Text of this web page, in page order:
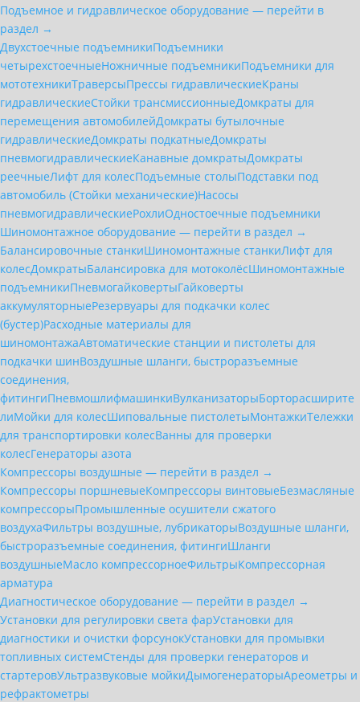
Подъемное и гидравлическое оборудование — перейти в
раздел →
Двухстоечные подъемникиПодъемники
четырехстоечныеНожничные подъемникиПодъемники для
мототехникиТраверсыПрессы гидравлическиеКраны
гидравлическиеСтойки трансмиссионныеДомкраты для
перемещения автомобилейДомкраты бутылочные
гидравлическиеДомкраты подкатныеДомкраты
пневмогидравлическиеКанавные домкратыДомкраты
реечныеЛифт для колесПодъемные столыПодставки под
автомобиль (Стойки механические)Насосы
пневмогидравлическиеРохлиОдностоечные подъемники
Шиномонтажное оборудование — перейти в раздел →
Балансировочные станкиШиномонтажные станкиЛифт для
колесДомкратыБалансировка для мотоколёсШиномонтажные
подъемникиПневмогайковертыГайковерты
аккумуляторныеРезервуары для подкачки колес
(бустер)Расходные материалы для
шиномонтажаАвтоматические станции и пистолеты для
подкачки шинВоздушные шланги, быстроразъемные
соединения,
фитингиПневмошлифмашинкиВулканизаторыБорторасширите
лиМойки для колесШиповальные пистолетыМонтажкиТележки
для транспортировки колесВанны для проверки
колесГенераторы азота
Компрессоры воздушные — перейти в раздел →
Компрессоры поршневыеКомпрессоры винтовыеБезмасляные
компрессорыПромышленные осушители сжатого
воздухаФильтры воздушные, лубрикаторыВоздушные шланги,
быстроразъемные соединения, фитингиШланги
воздушныеМасло компрессорноеФильтрыКомпрессорная
арматура
Диагностическое оборудование — перейти в раздел →
Установки для регулировки света фарУстановки для
диагностики и очистки форсунокУстановки для промывки
топливных системСтенды для проверки генераторов и
стартеровУльтразвуковые мойкиДымогенераторыАреометры и
рефрактометры